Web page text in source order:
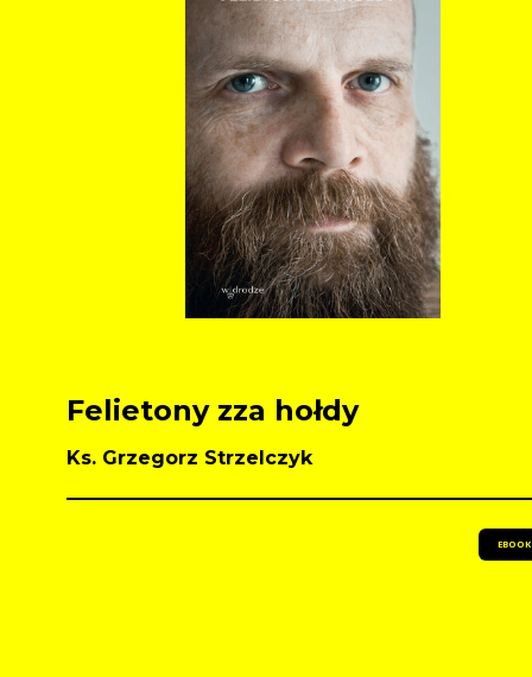
Felietony zza hołdy
Ks. Grzegorz Strzelczyk
EBOOK